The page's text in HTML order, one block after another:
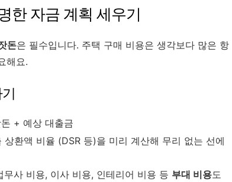
한 자금 계획 세우기
돈은 필수입니다. 주택 구매 비용은 생각보다 많은 항
해요.
+ 예상 대출금
상환액 비율 (DSR 등)을 미리 계산해 무리 없는 선에
무사 비용, 이사 비용, 인테리어 비용 등 부대 비용도